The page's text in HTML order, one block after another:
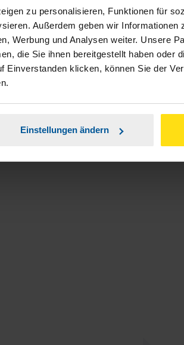
zu personalisieren, Funktionen für
Außerdem geben wir Informationen
Werbung und Analysen weiter. Unsere
die Sie ihnen bereitgestellt haben oder
Einverstanden klicken, können Sie der
Einstellungen ändern
dass meine
Zugriffsquelle